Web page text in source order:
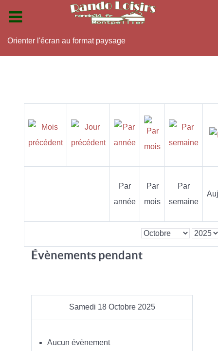
Orienter l'écran au format paysage
Par
année
Par
mois
Par
semaine
Évènements pendant
Samedi 18 Octobre 2025
Aucun évènement